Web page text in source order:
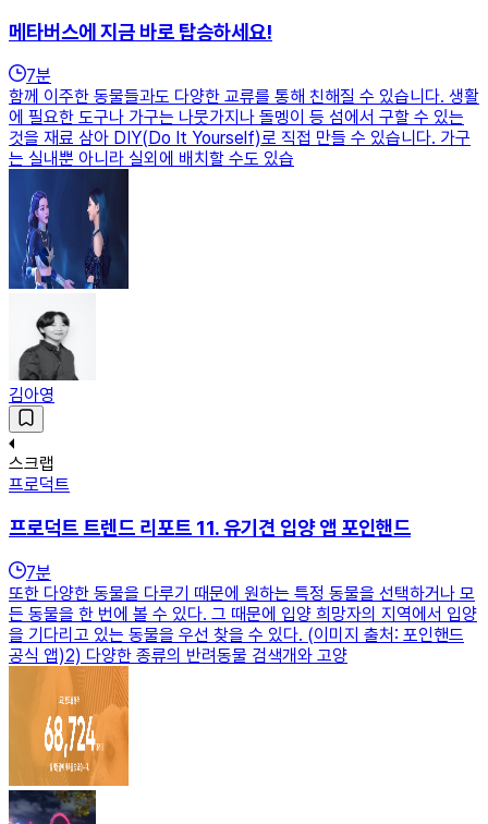
메타버스에 지금 바로 탑승하세요!
7분
함께 이주한 동물들과도 다양한 교류를 통해 친해질 수 있습니다. 생활
에 필요한 도구나 가구는 나뭇가지나 돌멩이 등 섬에서 구할 수 있는
것을 재료 삼아 DIY(Do It Yourself)로 직접 만들 수 있습니다. 가구
는 실내뿐 아니라 실외에 배치할 수도 있습
김아영
스크랩
프로덕트
프로덕트 트렌드 리포트 11. 유기견 입양 앱 포인핸드
7분
또한 다양한 동물을 다루기 때문에 원하는 특정 동물을 선택하거나 모
든 동물을 한 번에 볼 수 있다. 그 때문에 입양 희망자의 지역에서 입양
을 기다리고 있는 동물을 우선 찾을 수 있다. (이미지 출처: 포인핸드
공식 앱)2) 다양한 종류의 반려동물 검색개와 고양